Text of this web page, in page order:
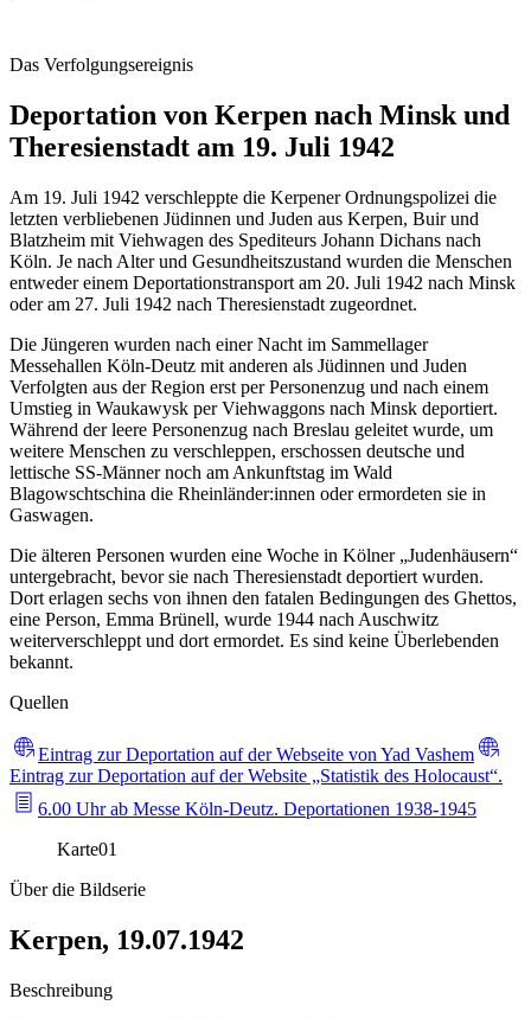
Das Verfolgungsereignis
Deportation von Kerpen nach Minsk und
Theresienstadt am 19. Juli 1942
Am 19. Juli 1942 verschleppte die Kerpener Ordnungspolizei die
letzten verbliebenen Jüdinnen und Juden aus Kerpen, Buir und
Blatzheim mit Viehwagen des Spediteurs Johann Dichans nach
Köln. Je nach Alter und Gesundheitszustand wurden die Menschen
entweder einem Deportationstransport am 20. Juli 1942 nach Minsk
oder am 27. Juli 1942 nach Theresienstadt zugeordnet.
Die Jüngeren wurden nach einer Nacht im Sammellager
Messehallen Köln-Deutz mit anderen als Jüdinnen und Juden
Verfolgten aus der Region erst per Personenzug und nach einem
Umstieg in Waukawysk per Viehwaggons nach Minsk deportiert.
Während der leere Personenzug nach Breslau geleitet wurde, um
weitere Menschen zu verschleppen, erschossen deutsche und
lettische SS-Männer noch am Ankunftstag im Wald
Blagowschtschina die Rheinländer:innen oder ermordeten sie in
Gaswagen.
Die älteren Personen wurden eine Woche in Kölner „Judenhäusern“
untergebracht, bevor sie nach Theresienstadt deportiert wurden.
Dort erlagen sechs von ihnen den fatalen Bedingungen des Ghettos,
eine Person, Emma Brünell, wurde 1944 nach Auschwitz
weiterverschleppt und dort ermordet. Es sind keine Überlebenden
bekannt.
Quellen
Eintrag zur Deportation auf der Webseite von Yad Vashem
Eintrag zur Deportation auf der Website „Statistik des Holocaust“.
6.00 Uhr ab Messe Köln-Deutz. Deportationen 1938-1945
Karte01
Über die Bildserie
Kerpen, 19.07.1942
Beschreibung